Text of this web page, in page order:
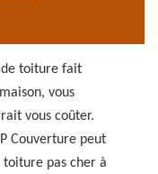
de toiture fait
vous
vous coûter.
Couverture peut
pas cher à